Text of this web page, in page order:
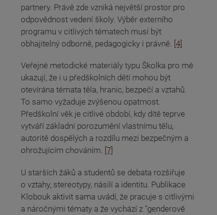
partnery. Právě zde vzniká největší prostor pro
odpovědnost vedení školy. Výběr externího
programu v citlivých tématech musí být
obhajitelný odborně, pedagogicky i právně. [4]
Veřejné metodické materiály typu Školka pro mě
ukazují, že i u předškolních dětí mohou být
otevírána témata těla, hranic, bezpečí a vztahů.
To samo vyžaduje zvýšenou opatrnost.
Předškolní věk je citlivé období, kdy dítě teprve
vytváří základní porozumění vlastnímu tělu,
autoritě dospělých a rozdílu mezi bezpečným a
ohrožujícím chováním. [7]
U starších žáků a studentů se debata rozšiřuje
o vztahy, stereotypy, násilí a identitu. Publikace
Klobouk aktivit sama uvádí, že pracuje s citlivými
a náročnými tématy a že vychází z "genderově